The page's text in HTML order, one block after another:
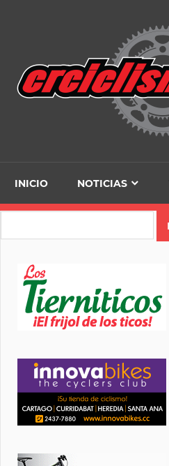
INICIO NOTICIAS